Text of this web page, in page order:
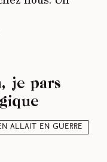
allait en guerre
je pars